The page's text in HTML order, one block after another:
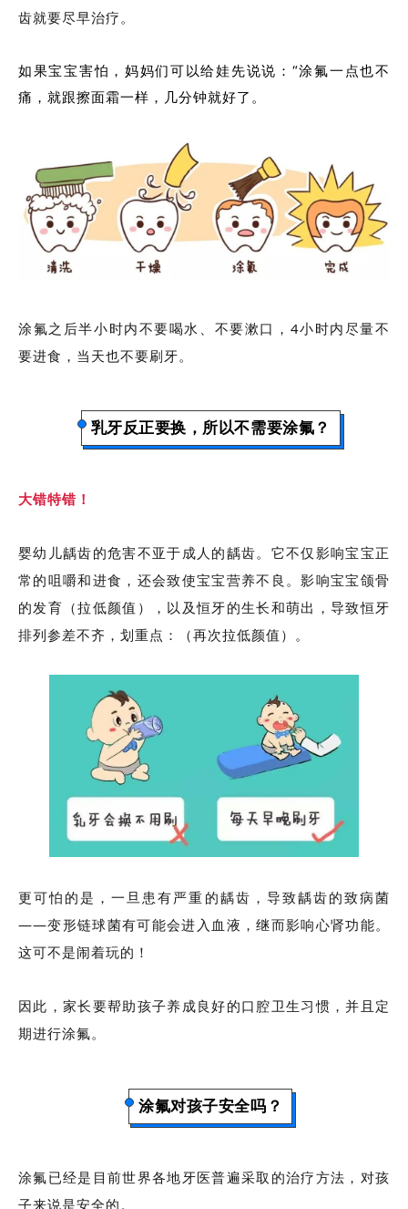
齿就要尽早治疗。
如果宝宝害怕，妈妈们可以给娃先说说：“涂氟一点也不
痛，就跟擦面霜一样，几分钟就好了。
涂氟之后半小时内不要喝水、不要漱口，4小时内尽量不
要进食，当天也不要刷牙。
乳牙反正要换，所以不需要涂氟？
大错特错！
婴幼儿龋齿的危害不亚于成人的龋齿。它不仅影响宝宝正
常的咀嚼和进食，还会致使宝宝营养不良。影响宝宝颌骨
的发育（拉低颜值），以及恒牙的生长和萌出，导致恒牙
排列参差不齐，划重点：
（再次拉低颜值）。
更可怕的是，一旦患有严重的龋齿，导致龋齿的致病菌
——变形链球菌有可能会进入血液，继而影响心肾功能。
这可不是闹着玩的！
因此，家长要帮助孩子养成良好的口腔卫生习惯，并且定
期进行涂氟。
涂氟对孩子安全吗？
涂氟已经是目前世界各地牙医普遍采取的治疗方法，对孩
子来说是安全的。